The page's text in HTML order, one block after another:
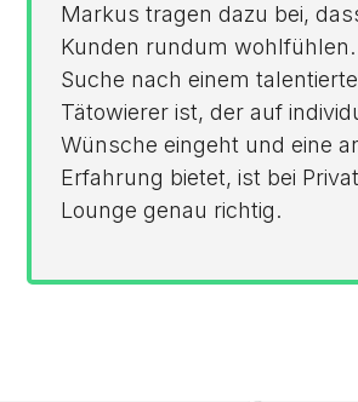
Markus tragen dazu bei,
Kunden rundum
Suche nach einem
Tätowierer ist, der auf
Wünsche eingeht und eine
Erfahrung bietet, ist bei
Lounge genau richtig.